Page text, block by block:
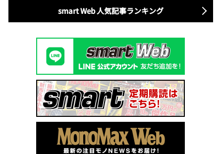
smart Web 人気記事ランキング